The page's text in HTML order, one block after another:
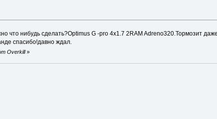
что нибудь сделать?Optimus G -pro 4x1.7 2RAM Adreno320.Тормозит
спасибо!давно ждал.
Overkill»